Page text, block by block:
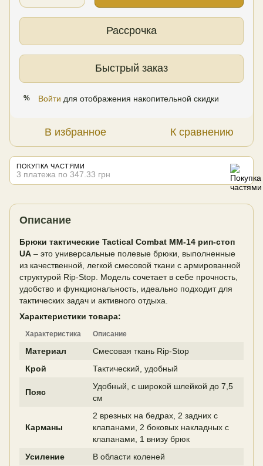
Рассрочка
Быстрый заказ
% Войти для отображения накопительной скидки
В избранное К сравнению
ПОКУПКА ЧАСТЯМИ
3 платежа по 347.33 грн
Описание
Брюки тактические Tactical Combat ММ-14 рип-стоп
UA – это универсальные полевые брюки, выполненные
из качественной, легкой смесовой ткани с армированной
структурой Rip-Stop. Модель сочетает в себе прочность,
удобство и функциональность, идеально подходит для
тактических задач и активного отдыха.
Характеристики товара:
Характеристика Описание
Материал
Смесовая ткань Rip-Stop
Крой
Тактический, удобный
Пояс
Удобный, с широкой шлейкой до 7,5
см
Карманы
2 врезных на бедрах, 2 задних с
клапанами, 2 боковых накладных с
клапанами, 1 внизу брюк
Усиление
В области коленей